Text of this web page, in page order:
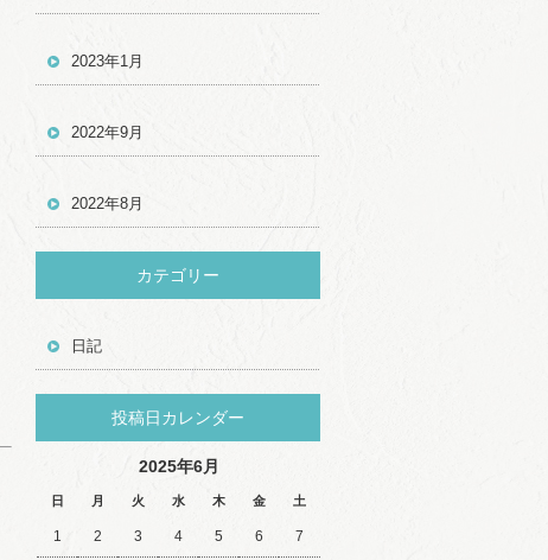
2023年1月
2022年9月
2022年8月
カテゴリー
日記
投稿日カレンダー
2025年6月
日 月 火 水 木 金 土
1 2 3 4 5 6 7